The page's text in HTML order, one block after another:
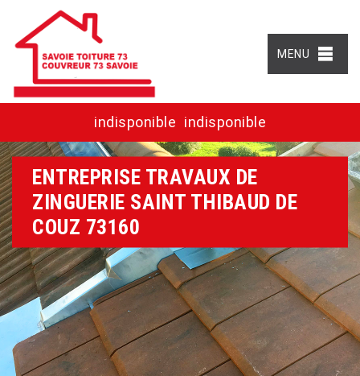
MENU
indisponible indisponible
ENTREPRISE TRAVAUX DE
ZINGUERIE SAINT THIBAUD DE
COUZ 73160